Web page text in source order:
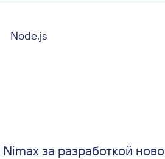
Node.js
Nimax за разработкой